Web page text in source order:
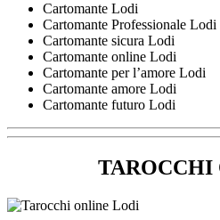
Cartomante Lodi
Cartomante Professionale Lodi
Cartomante sicura Lodi
Cartomante online Lodi
Cartomante per l’amore Lodi
Cartomante amore Lodi
Cartomante futuro Lodi
TAROCCHI